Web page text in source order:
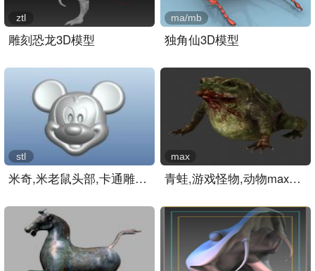
雕刻恐龙3D模型
ztl
独角仙3D模型
ma/mb
米奇,米老鼠头部,卡通雕塑..
stl
青蛙,游戏怪物,动物max3d模..
max